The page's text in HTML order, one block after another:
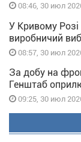
08:46, 30 июл
У Кривому
виробничий
08:57, 30 июл
За добу на
Генштаб
09:25, 30 июл